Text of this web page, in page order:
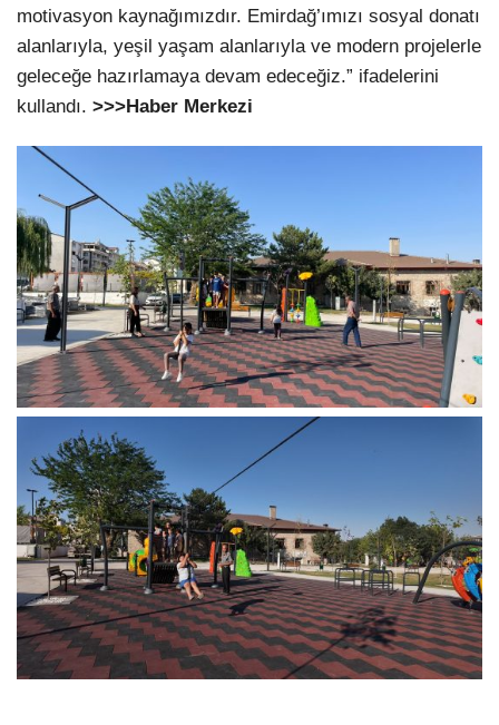
motivasyon kaynağımızdır. Emirdağ’ımızı sosyal donatı
alanlarıyla, yeşil yaşam alanlarıyla ve modern projelerle
geleceğe hazırlamaya devam edeceğiz.” ifadelerini
kullandı. >>>Haber Merkezi